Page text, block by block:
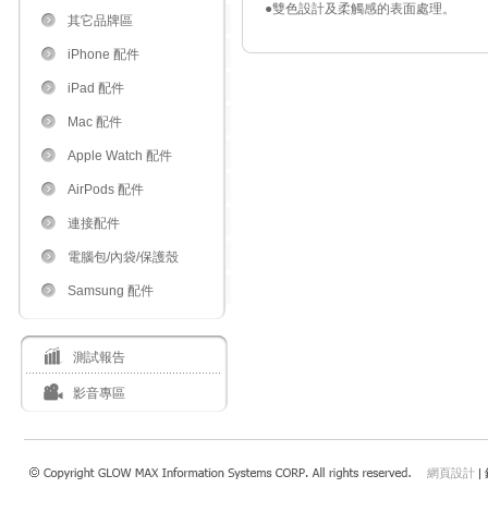
其它品牌區
iPhone 配件
iPad 配件
Mac 配件
Apple Watch 配件
AirPods 配件
連接配件
電腦包/內袋/保護殼
Samsung 配件
測試報告
影音專區
●雙色設計及柔觸感的表面處理。
網頁設計 |